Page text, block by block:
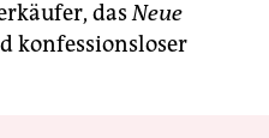
dasNeue
konfessionsloser